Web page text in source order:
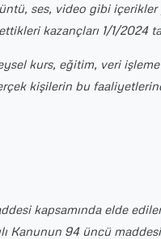
ses, video gibi içerikler
kazançları 1/1/2024
kurs, eğitim, veri
kişilerin bu
kapsamında elde
Kanunun 94 üncü